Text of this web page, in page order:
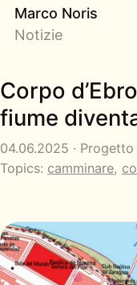
Marco Noris
Notizie
Corpo
fiume
04.06.2025 · Progetto
Topics: camminare,